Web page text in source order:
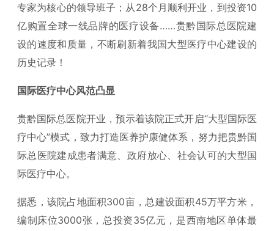
专家为核心的领导班子；从28个月顺利开业，到投资10
亿购置全球一线品牌的医疗设备……贵黔国际总医院建
设的速度和质量，不断刷新着我国大型医疗中心建设的
历史记录！
国际医疗中心风范凸显
贵黔国际总医院开业，预示着该院正式开启“大型国际医
疗中心”模式，致力打造医养护康健体系，努力把贵黔国
际总医院建成患者满意、政府放心、社会认可的大型国
际医疗中心。
据悉，该院占地面积300亩，总建设面积45万平方米，
编制床位3000张，总投资35亿元，是西南地区单体最